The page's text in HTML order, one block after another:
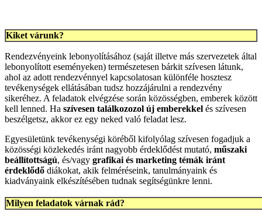
Kiket várunk?
Rendezvényeink lebonyolításához (saját illetve más szervezetek által
lebonyolított eseményeken) természetesen bárkit szívesen látunk,
ahol az adott rendezvénnyel kapcsolatosan különféle hosztesz
tevékenységek ellátásában tudsz hozzájárulni a rendezvény
sikeréhez. A feladatok elvégzése során közösségben, emberek között
kell lenned. Ha szívesen találkozozol új emberekkel és szívesen
beszélgetsz, akkor ez egy neked való feladat lesz.
Egyesületünk tevékenységi köréből kifolyólag szívesen fogadjuk a
közösségi közlekedés iránt nagyobb érdeklődést mutató, műszaki
beállítottságú, és/vagy grafikai és marketing témák iránt
érdeklődő diákokat, akik felméréseink, tanulmányaink és
kiadványaink elkészítésében tudnak segítségünkre lenni.
Milyen feladatok várnak rád?